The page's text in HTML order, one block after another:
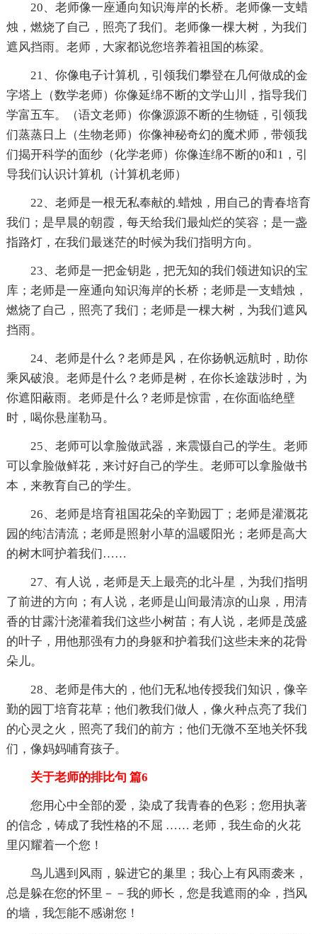
20、老师像一座通向知识海岸的长桥。老师像一支蜡
烛，燃烧了自己，照亮了我们。老师像一棵大树，为我们
遮风挡雨。老师，大家都说您培养着祖国的栋梁。
21、你像电子计算机，引领我们攀登在几何做成的金
字塔上（数学老师）你像延绵不断的文学山川，指导我们
学富五车。（语文老师）你像源源不断的生物链，引领我
们蒸蒸日上（生物老师）你像神秘奇幻的魔术师，带领我
们揭开科学的面纱（化学老师）你像连绵不断的0和1，引
导我们认识计算机（计算机老师）
22、老师是一根无私奉献的.蜡烛，用自己的青春培育
我们；是早晨的朝霞，每天给我们最灿烂的笑容；是一盏
指路灯，在我们最迷茫的时候为我们指明方向。
23、老师是一把金钥匙，把无知的我们领进知识的宝
库；老师是一座通向知识海岸的长桥；老师是一支蜡烛，
燃烧了自己，照亮了我们；老师是一棵大树，为我们遮风
挡雨。
24、老师是什么？老师是风，在你扬帆远航时，助你
乘风破浪。老师是什么？老师是树，在你长途跋涉时，为
你遮阳蔽雨。老师是什么？老师是惊雷，在你面临绝壁
时，喝你悬崖勒马。
25、老师可以拿脸做武器，来震慑自己的学生。老师
可以拿脸做鲜花，来讨好自己的学生。老师可以拿脸做书
本，来教育自己的学生。
26、老师是培育祖国花朵的辛勤园丁；老师是灌溉花
园的纯洁清流；老师是照射小草的温暖阳光；老师是高大
的树木呵护着我们……
27、有人说，老师是天上最亮的北斗星，为我们指明
了前进的方向；有人说，老师是山间最清凉的山泉，用清
香的甘露汁浇灌着我们这些小树苗；有人说，老师是茂盛
的叶子，用他那强有力的身躯和护着我们这些未来的花骨
朵儿。
28、老师是伟大的，他们无私地传授我们知识，像辛
勤的园丁培育花草；他们教我们做人，像火种点亮了我们
的心灵之火，照亮了我们的前方；他们无微不至地关怀我
们，像妈妈哺育孩子。
关于老师的排比句 篇6
您用心中全部的爱，染成了我青春的色彩；您用执著
的信念，铸成了我性格的不屈 …… 老师，我生命的火花
里闪耀着一个您！
鸟儿遇到风雨，躲进它的巢里；我心上有风雨袭来，
总是躲在您的怀里－－我的师长，您是我遮雨的伞，挡风
的墙，我怎能不感谢您！